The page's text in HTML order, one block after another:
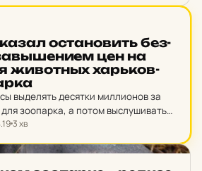
ос­та­но­вить бе­з­
цен на
жи­вотных харь­ков­
выделять десятки миллионов за
зоопарка, а потом выслушивать
Мне не нравится это слышать!
3 хв